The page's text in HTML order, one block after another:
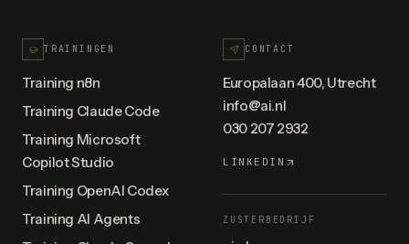
TRAININGEN
Training n8n
Training Claude Code
Training Microsoft
Copilot Studio
Training OpenAI Codex
Training AI Agents
CONTACT
Europalaan 400, Utrecht
info@ai.nl
030 207 2932
LINKEDIN
ZUSTERBEDRIJF